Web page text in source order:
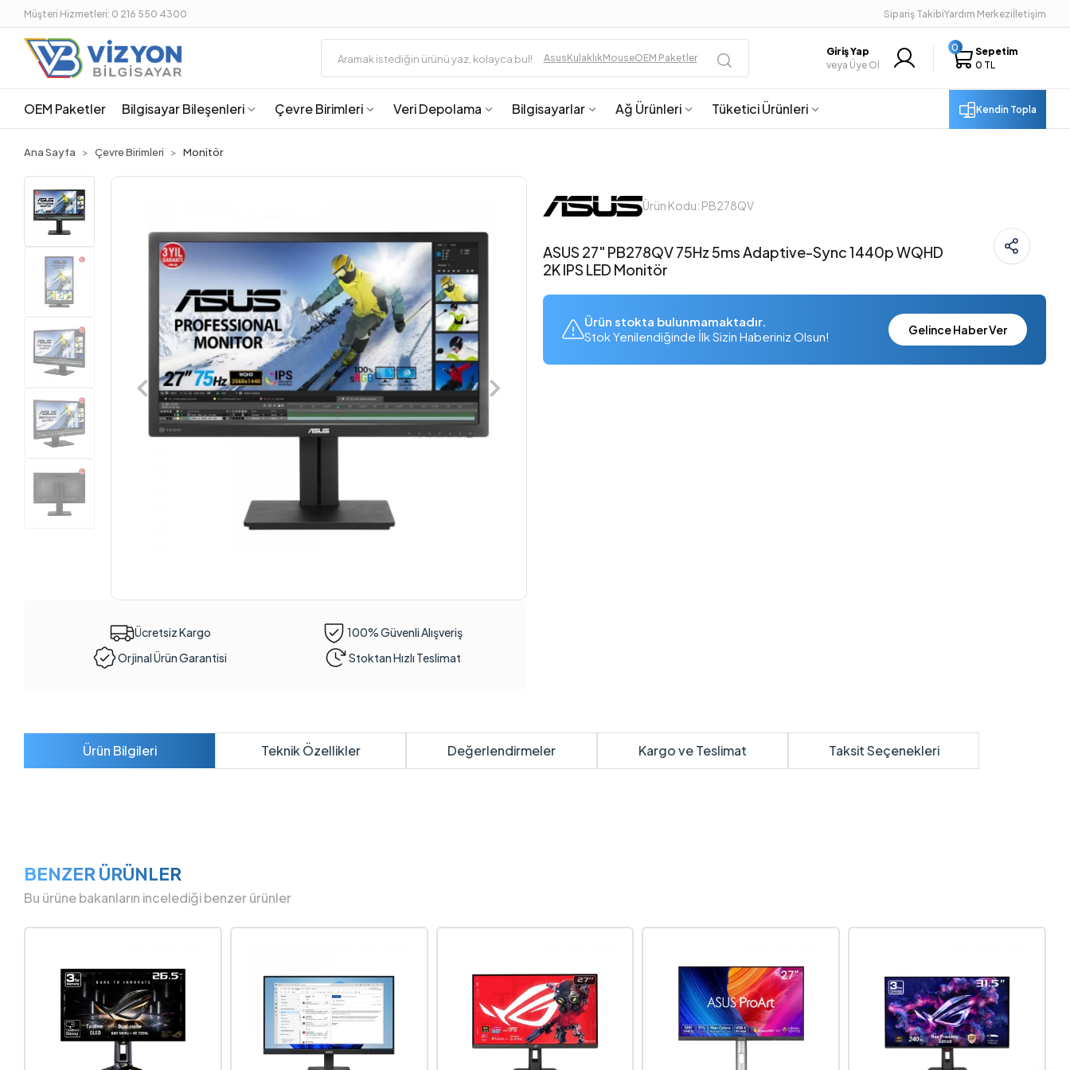
Müşteri Hizmetleri: 0 216 550 4300 Sipariş TakibiYardım Merkeziİletişim
AsusKulaklıkMouseOEM Paketler
Giriş Yap
veya Üye Ol
0
Sepetim
0 TL
OEM Paketler Bilgisayar Bileşenleri Çevre Birimleri Veri Depolama Bilgisayarlar Ağ Ürünleri Tüketici Ürünleri Kendin Topla
Ana Sayfa Çevre Birimleri Monitör
Ücretsiz Kargo
100% Güvenli Alışveriş
Orjinal Ürün Garantisi
Stoktan Hızlı Teslimat
Ürün Kodu: PB278QV
ASUS 27" PB278QV 75Hz 5ms Adaptive-Sync 1440p WQHD
2K IPS LED Monitör
Ürün stokta bulunmamaktadır.
Stok Yenilendiğinde İlk Sizin Haberiniz Olsun!
Gelince Haber Ver
Ürün Bilgileri Teknik Özellikler Değerlendirmeler Kargo ve Teslimat Taksit Seçenekleri
BENZER ÜRÜNLER
Bu ürüne bakanların incelediği benzer ürünler